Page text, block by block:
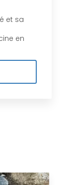
et sa
en